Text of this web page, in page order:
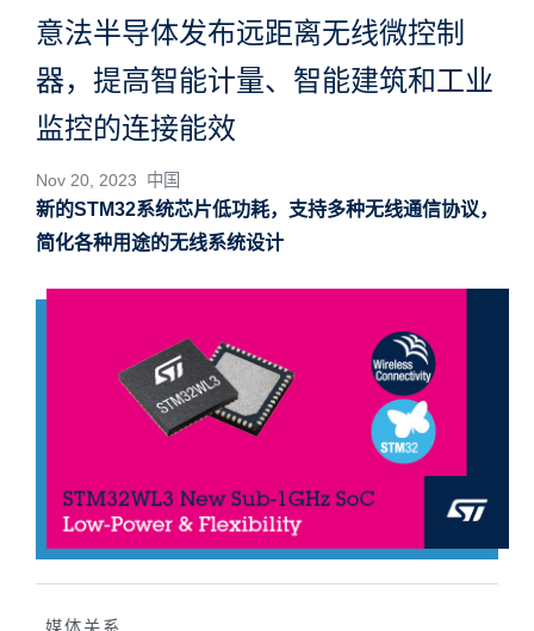
意法半导体发布远距离无线微控制
器，提高智能计量、智能建筑和工业
监控的连接能效
Nov 20, 2023 中国
新的STM32系统芯片低功耗，支持多种无线通信协议，
简化各种用途的无线系统设计